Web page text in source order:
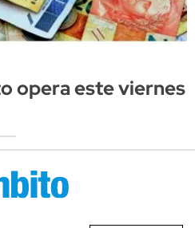
opera este viernes